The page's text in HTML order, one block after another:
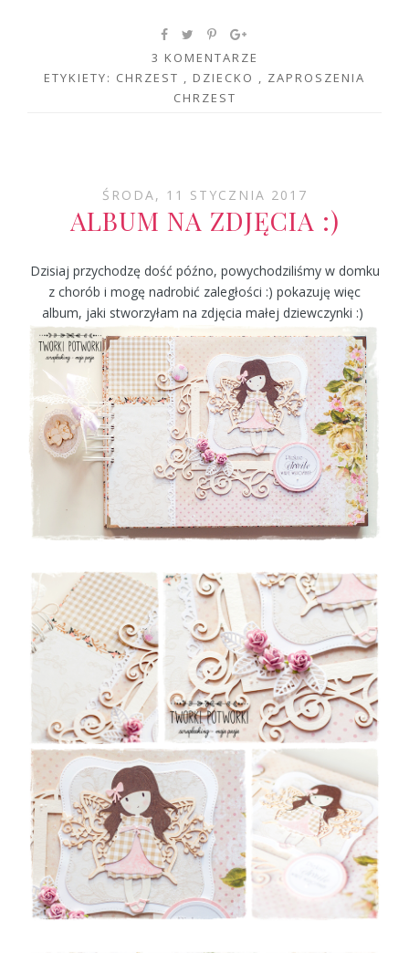
3 KOMENTARZE
ETYKIETY: CHRZEST DZIECKO
ZAPROSZENIA
CHRZEST
ŚRODA, 11 STYCZNIA 2017
ALBUM NA ZDJĘCIA :)
Dzisiaj przychodzę dość późno, powychodziliśmy w domku
z chorób i mogę nadrobić zaległości :) pokazuję więc
album, jaki stworzyłam na zdjęcia małej dziewczynki :)